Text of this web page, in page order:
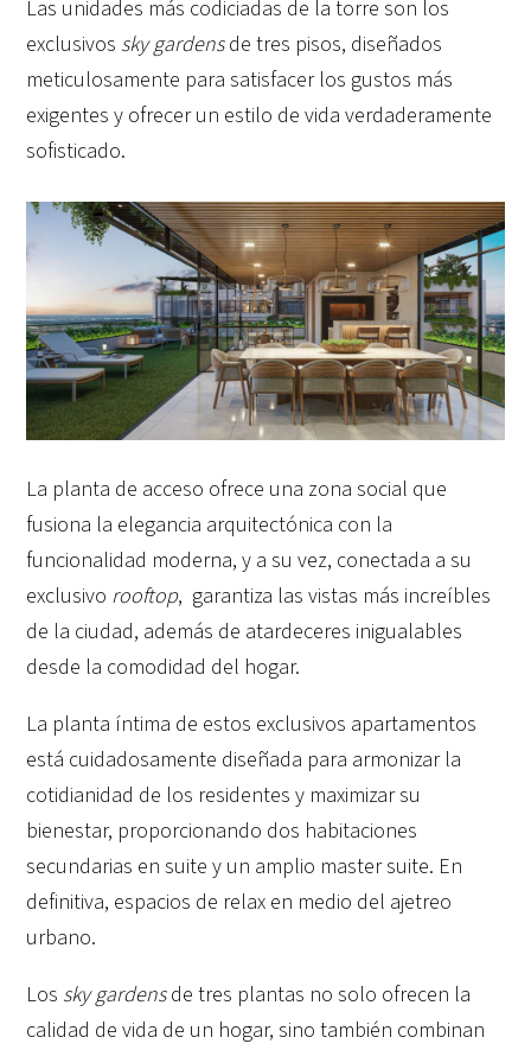
Las unidades más codiciadas de la torre son los
exclusivos sky gardensde tres pisos, diseñados
meticulosamente para satisfacer los gustos más
exigentes y ofrecer un estilo de vida verdaderamente
sofisticado.
La planta de acceso ofrece una zona social que
fusiona la elegancia arquitectónica con la
funcionalidad moderna, y a su vez, conectada a su
exclusivo rooftop, garantiza las vistas más increíbles
de la ciudad, además de atardeceres inigualables
desde la comodidad del hogar.
La planta íntima de estos exclusivos apartamentos
está cuidadosamente diseñada para armonizar la
cotidianidad de los residentes y maximizar su
bienestar, proporcionando dos habitaciones
secundarias en suite y un amplio master suite. En
definitiva, espacios de relax en medio del ajetreo
urbano.
Los sky gardensde tres plantas no solo ofrecen la
calidad de vida de un hogar, sino también combinan